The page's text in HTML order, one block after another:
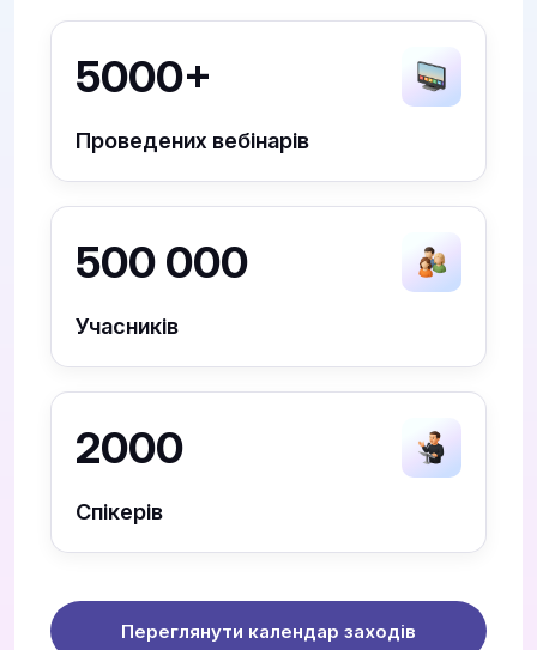
5000+
Проведених вебінарів
500 000
Учасників
2000
Спікерів
Переглянути календар заходів